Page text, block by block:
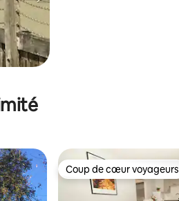
appréciés Coup de cœur voyageurs
Coup de cœur voyageurs